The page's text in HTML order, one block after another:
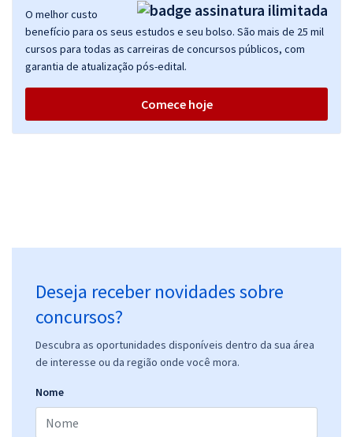
O melhor custo
benefício para os seus estudos e seu bolso. São mais de 25 mil
cursos para todas as carreiras de concursos públicos, com
garantia de atualização pós-edital.
Comece hoje
Deseja receber novidades sobre
concursos?
Descubra as oportunidades disponíveis dentro da sua área
de interesse ou da região onde você mora.
Nome